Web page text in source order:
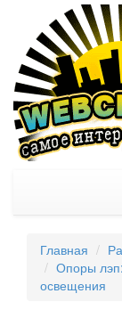
Главная
Опоры
освещения